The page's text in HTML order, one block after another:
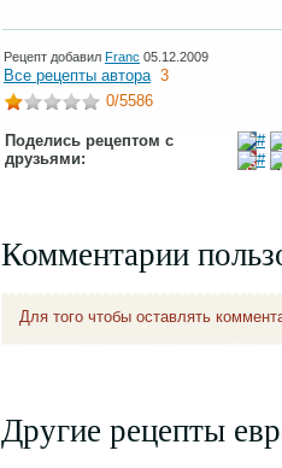
Рецепт добавил Franc 05.12.2009
Все рецепты автора 3
0/5586
Поделись рецептом с
друзьями:
Комментарии
Для того чтобы оставлять
Другие рецепты